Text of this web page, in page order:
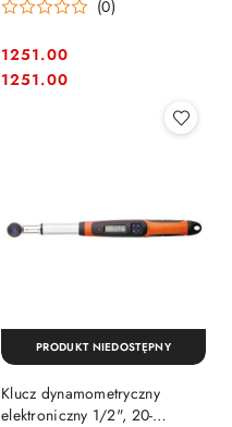
14x18mm STAHLWILLE
730/20 QUICK
(0)
Cena:
1251.00
Cena:
1251.00
Klucz dynamometryczny
elektroniczny 1/2", 20-
PRODUKT NIEDOSTĘPNY